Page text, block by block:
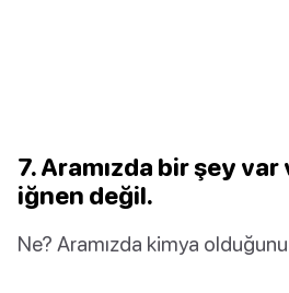
7. Aramızda bir şey
iğnen değil.
Ne? Aramızda kimya